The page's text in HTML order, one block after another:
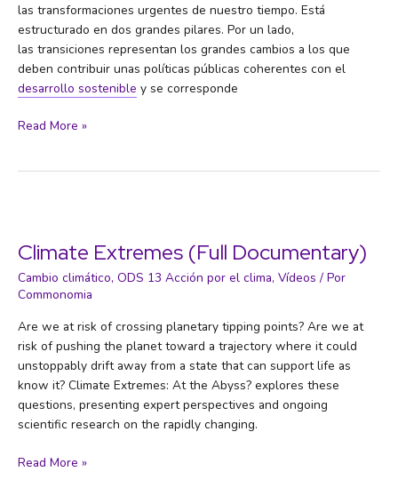
las transformaciones urgentes de nuestro tiempo. Está
estructurado en dos grandes pilares. Por un lado,
las transiciones representan los grandes cambios a los que
deben contribuir unas políticas públicas coherentes con el
desarrollo sostenible y se corresponde
Índice
Read More »
Climate Extremes (Full Documentary)
Cambio climático, ODS 13 Acción por el clima, Vídeos / Por
Commonomia
Are we at risk of crossing planetary tipping points? Are we at
risk of pushing the planet toward a trajectory where it could
unstoppably drift away from a state that can support life as
know it? Climate Extremes: At the Abyss? explores these
questions, presenting expert perspectives and ongoing
scientific research on the rapidly changing.
Climate
Read More »